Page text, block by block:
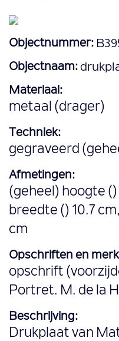
Objectnummer:
Objectnaam:
Materiaal:
metaal (drager)
Techniek:
gegraveerd
Afmetingen:
(geheel) hoogte ()
breedte () 10.7
cm
Opschriften en
opschrift
Portret. M. de la
Beschrijving:
Drukplaat van